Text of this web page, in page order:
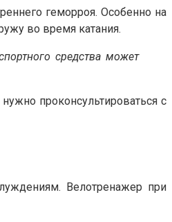
геморроя. Особенно на
во время катания.
средства может
проконсультироваться с
Велотренажер при